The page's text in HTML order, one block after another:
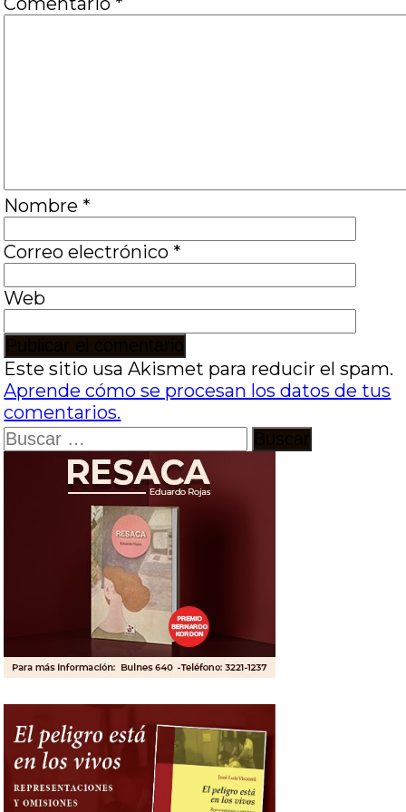
Nombre *
Correo electrónico *
Web
Este sitio usa Akismet para reducir el spam.
Aprende cómo se procesan los datos de tus
comentarios.
Buscar: